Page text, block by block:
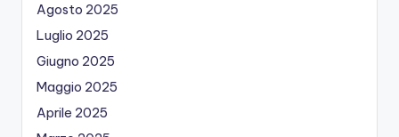
Agosto 2025
Luglio 2025
Giugno 2025
Maggio 2025
Aprile 2025